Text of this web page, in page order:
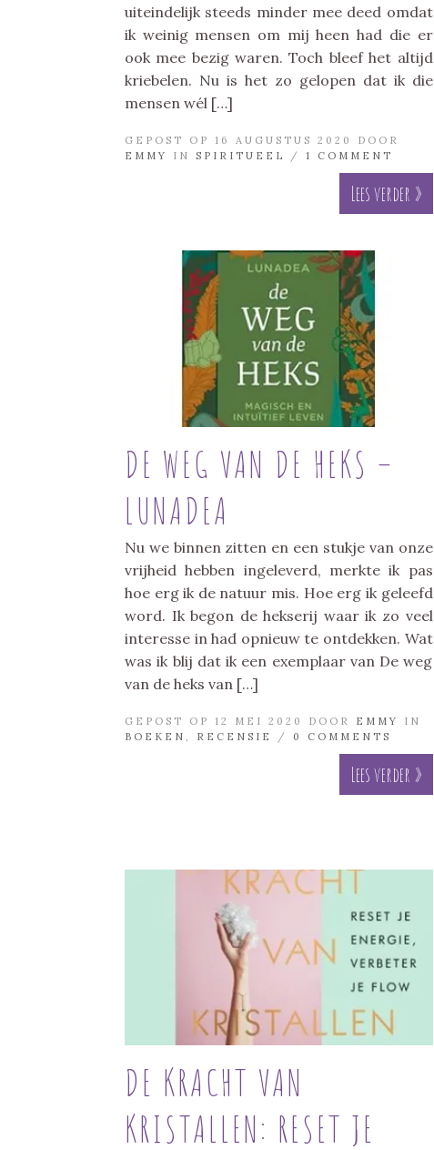
uiteindelijk steeds minder mee deed omdat
ik weinig mensen om mij heen had die er
ook mee bezig waren. Toch bleef het altijd
kriebelen. Nu is het zo gelopen dat ik die
mensen wél […]
GEPOST OP 16 AUGUSTUS 2020 DOOR
EMMY
IN SPIRITUEEL / 1 COMMENT
Lees verder »
DE WEG VAN DE HEKS –
LUNADEA
Nu we binnen zitten en een stukje van onze
vrijheid hebben ingeleverd, merkte ik pas
hoe erg ik de natuur mis. Hoe erg ik geleefd
word. Ik begon de hekserij waar ik zo veel
interesse in had opnieuw te ontdekken. Wat
was ik blij dat ik een exemplaar van De weg
van de heks van […]
GEPOST OP 12 MEI 2020 DOOR EMMY
IN
BOEKEN
RECENSIE / 0 COMMENTS
Lees verder »
DE KRACHT VAN
KRISTALLEN: RESET JE